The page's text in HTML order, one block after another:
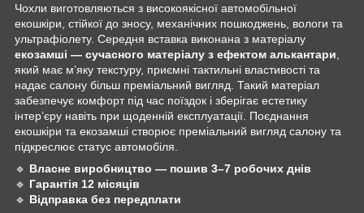
Чохли виготовляються з високоякісної автомобільної
екошкіри, стійкої до зносу, механічних пошкоджень, вологи та
ультрафіолету. Середня вставка виконана з матеріалу
екозамші — сучасного матеріалу з ефектом алькантари
який має м’яку текстуру, приємні тактильні властивості та
надає салону більш преміальний вигляд. Такий матеріал
забезпечує комфорт під час поїздок і зберігає естетику
інтер’єру навіть при щоденній експлуатації. Поєднання
екошкіри та екозамші створює преміальний вигляд салону та
підкреслює статус автомобіля.
🔹 Власне виробництво — пошив 3–7 робочих днів
🔹 Гарантія 12 місяців
🔹 Відправка без передплати